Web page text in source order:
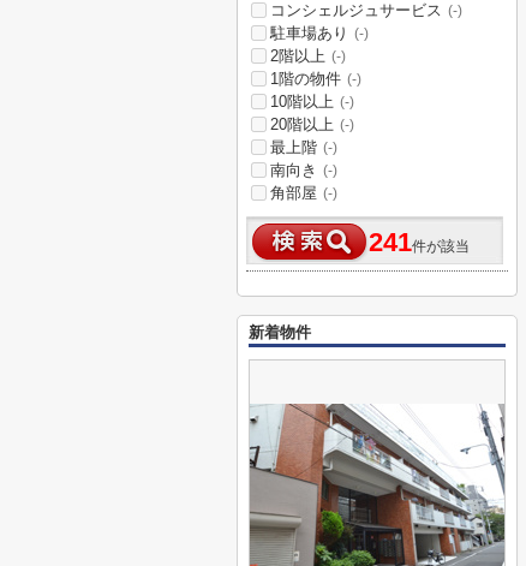
コンシェルジュサービス (-)
駐車場あり (-)
2階以上 (-)
1階の物件 (-)
10階以上 (-)
20階以上 (-)
最上階 (-)
南向き (-)
角部屋 (-)
241件が該当
新着物件